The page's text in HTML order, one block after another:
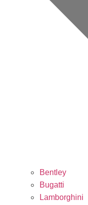
Bentley
Bugatti
Lamborghini